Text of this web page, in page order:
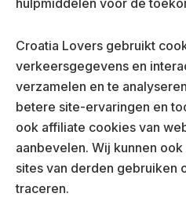
Croatia Lovers gebruikt
verkeersgegevens en
verzamelen en te
betere site-ervaringen en
ook affiliate cookies van
aanbevelen. Wij kunnen
sites van derden gebruiken
traceren.